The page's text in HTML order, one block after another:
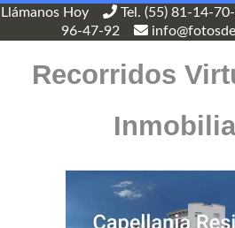
Llámanos Hoy Tel. (55) 81-14-
96-47-92
Recorridos